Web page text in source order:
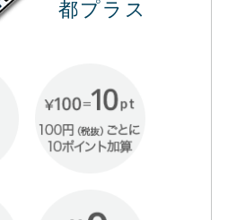
都プラス